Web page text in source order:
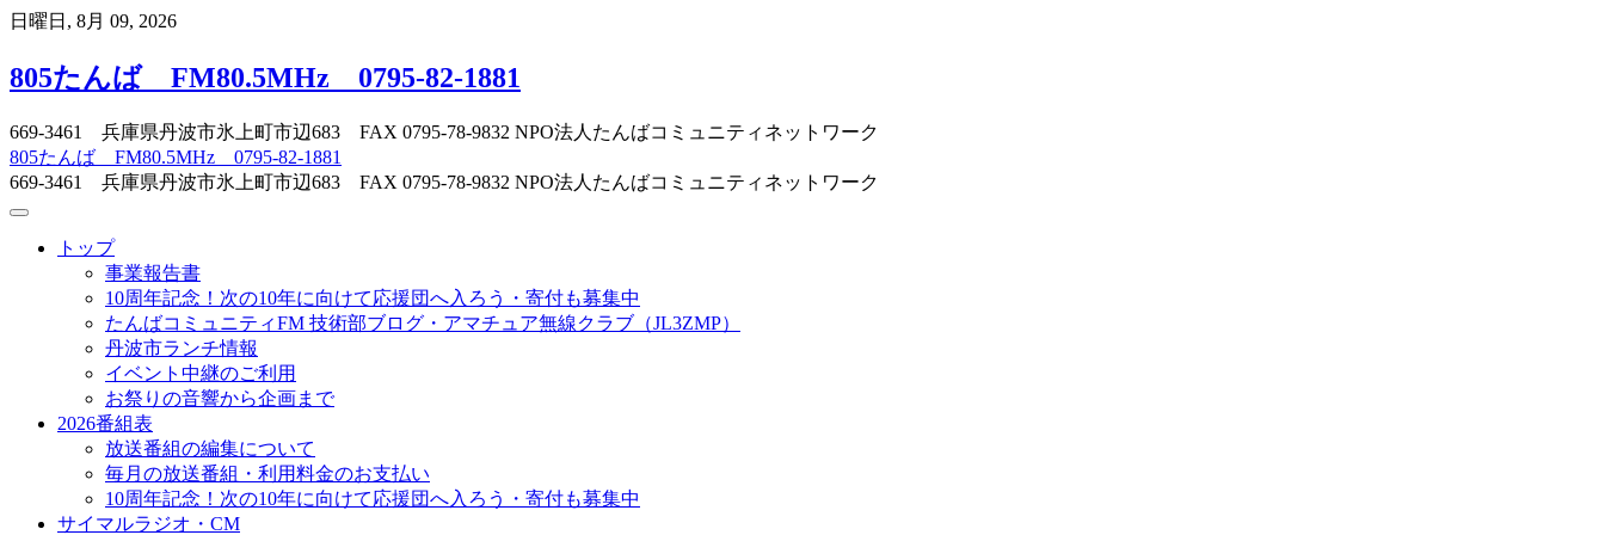
Skip
content
日曜日, 8月 09, 2026
805たんば FM80.5MHz 0795-82-1881
669-3461 兵庫県丹波市氷上町市辺683 FAX 0795-78-9832 NPO法人たんばコミュニティネットワーク
805たんば FM80.5MHz 0795-82-1881
669-3461 兵庫県丹波市氷上町市辺683 FAX 0795-78-9832 NPO法人たんばコミュニティネットワーク
トップ
事業報告書
10周年記念！次の10年に向けて応援団へ入ろう・寄付も募集中
たんばコミュニティFM 技術部ブログ・アマチュア無線クラブ（JL3ZMP）
丹波市ランチ情報
イベント中継のご利用
お祭りの音響から企画まで
2026番組表
放送番組の編集について
毎月の放送番組・利用料金のお支払い
10周年記念！次の10年に向けて応援団へ入ろう・寄付も募集中
サイマルラジオ・CM